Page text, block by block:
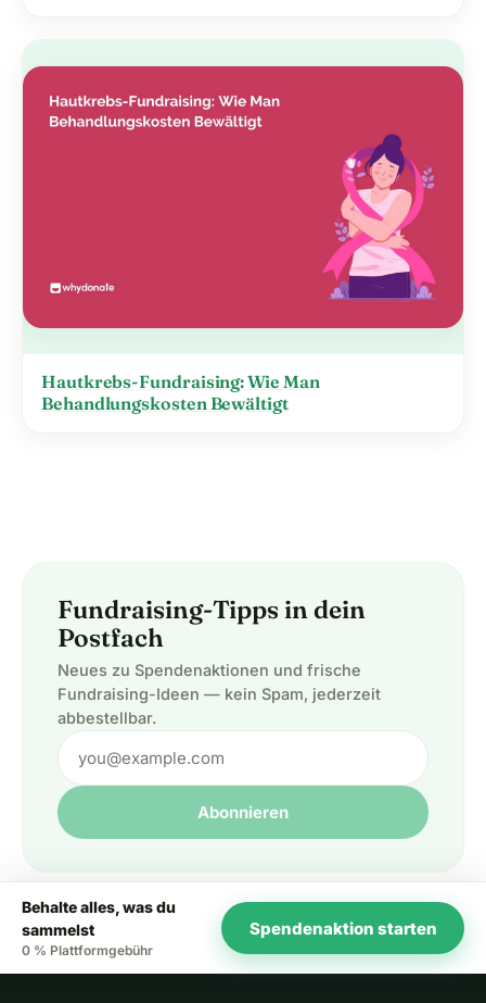
Hautkrebs-Fundraising: Wie Man
Behandlungskosten Bewältigt
Fundraising-Tipps in dein
Postfach
Neues zu Spendenaktionen und frische
Fundraising-Ideen — kein Spam, jederzeit
abbestellbar.
Abonnieren
Behalte alles, was du
sammelst
0 % Plattformgebühr
Spendenaktion starten